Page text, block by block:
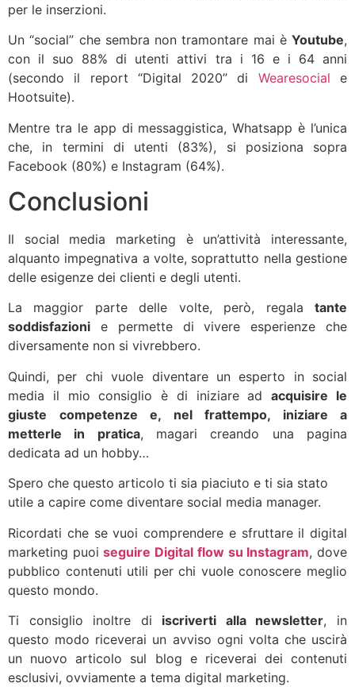
per le inserzioni.
Un “social” che sembra non tramontare mai è Youtube,
con il suo 88% di utenti attivi tra i 16 e i 64 anni
(secondo il report “Digital 2020” di Wearesocial e
Hootsuite).
Mentre tra le app di messaggistica, Whatsapp è l’unica
che, in termini di utenti (83%), si posiziona sopra
Facebook (80%) e Instagram (64%).
Conclusioni
Il social media marketing è un’attività interessante,
alquanto impegnativa a volte, soprattutto nella gestione
delle esigenze dei clienti e degli utenti.
La maggior parte delle volte, però, regala tante
soddisfazioni e permette di vivere esperienze che
diversamente non si vivrebbero.
Quindi, per chi vuole diventare un esperto in social
media il mio consiglio è di iniziare adacquisire le
giuste competenze e, nel frattempo, iniziare a
metterle in pratica, magari creando una pagina
dedicata ad un hobby…
Spero che questo articolo ti sia piaciuto e ti sia stato
utile a capire come diventare social media manager.
Ricordati che se vuoi comprendere e sfruttare il digital
marketing puoiseguire Digital flow su Instagram, dove
pubblico contenuti utili per chi vuole conoscere meglio
questo mondo.
Ti consiglio inoltre di iscriverti alla newsletter, in
questo modo riceverai un avviso ogni volta che uscirà
un nuovo articolo sul blog e riceverai dei contenuti
esclusivi, ovviamente a tema digital marketing.